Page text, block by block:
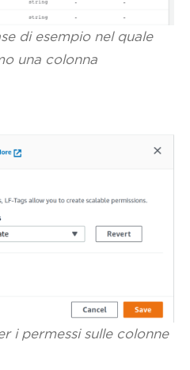
di esempio nel quale
una colonna
i permessi sulle colonne